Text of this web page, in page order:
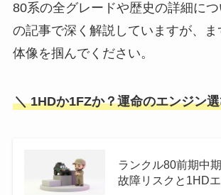
80系の全グレードや歴史の詳細に
の記事で深く解説していますが、ま
体像を掴んでください。
＼ 1HDか1FZか？運命のエンジン
ランクル80前期中
故障リスクと1HD